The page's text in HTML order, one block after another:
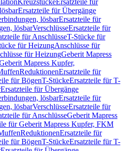
KreuzstückeErsatzteile für
Ersatzteile für Übergänge
lösbarErsatzteile für
lösbarVerschlüsseErsatzteile für
für AnschlüsseT-Stücke für
für HeizungAnschlüsse für
für HeizungGeberit Mapress
Mapress Kupfer,
ReduktionenErsatzteile für
für BögenT-StückeErsatzteile für T-
Ersatzteile für Übergänge
lösbarErsatzteile für
lösbarVerschlüsseErsatzteile für
für AnschlüsseGeberit Mapress
für Geberit Mapress Kupfer, FKM
ReduktionenErsatzteile für
für BögenT-StückeErsatzteile für T-